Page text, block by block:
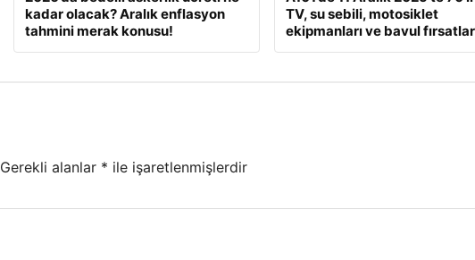
kadar olacak? Aralık enflasyon
tahmini merak konusu!
TV, su sebili, motosiklet
ekipmanları ve bavul
Gerekli alanlar * ile işaretlenmişlerdir